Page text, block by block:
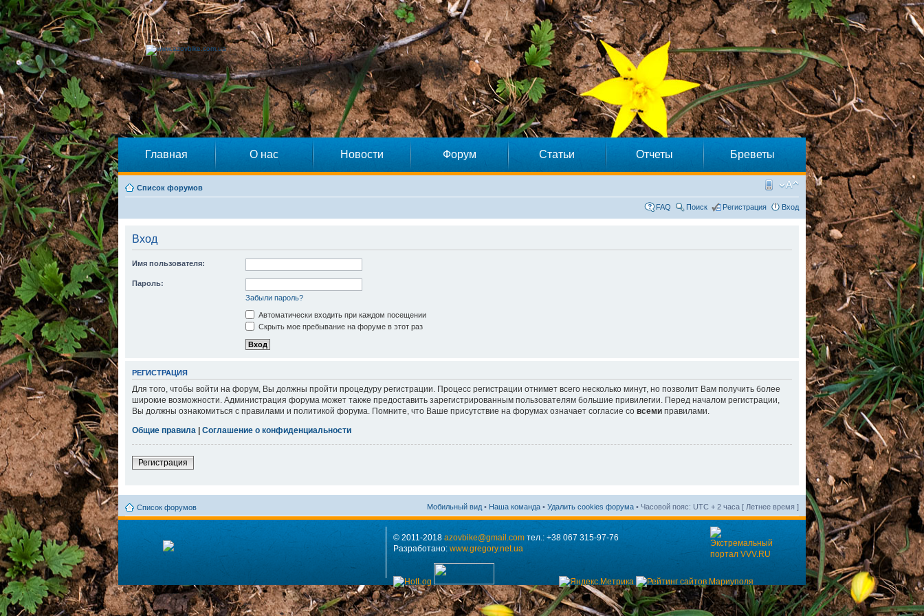
Главная О нас Новости Форум Статьи Отчеты Бреветы
Список форумов
FAQ Поиск Регистрация Вход
Вход
Имя пользователя:
Пароль:
Забыли пароль?
Автоматически входить при каждом посещении
Скрыть мое пребывание на форуме в этот раз
РЕГИСТРАЦИЯ
Для того, чтобы войти на форум, Вы должны пройти процедуру регистрации. Процесс регистрации отнимет всего несколько минут, но позволит Вам получить более
широкие возможности. Администрация форума может также предоставить зарегистрированным пользователям большие привилегии. Перед началом регистрации,
Вы должны ознакомиться с правилами и политикой форума. Помните, что Ваше присутствие на форумах означает согласие со всеми правилами.
Общие правила | Соглашение о конфиденциальности
Регистрация
Список форумов Мобильный вид • Наша команда • Удалить cookies форума • Часовой пояс: UTC + 2 часа [ Летнее время ]
© 2011-2018 azovbike@gmail.com тел.: +38 067 315-97-76
Разработано: www.gregory.net.ua